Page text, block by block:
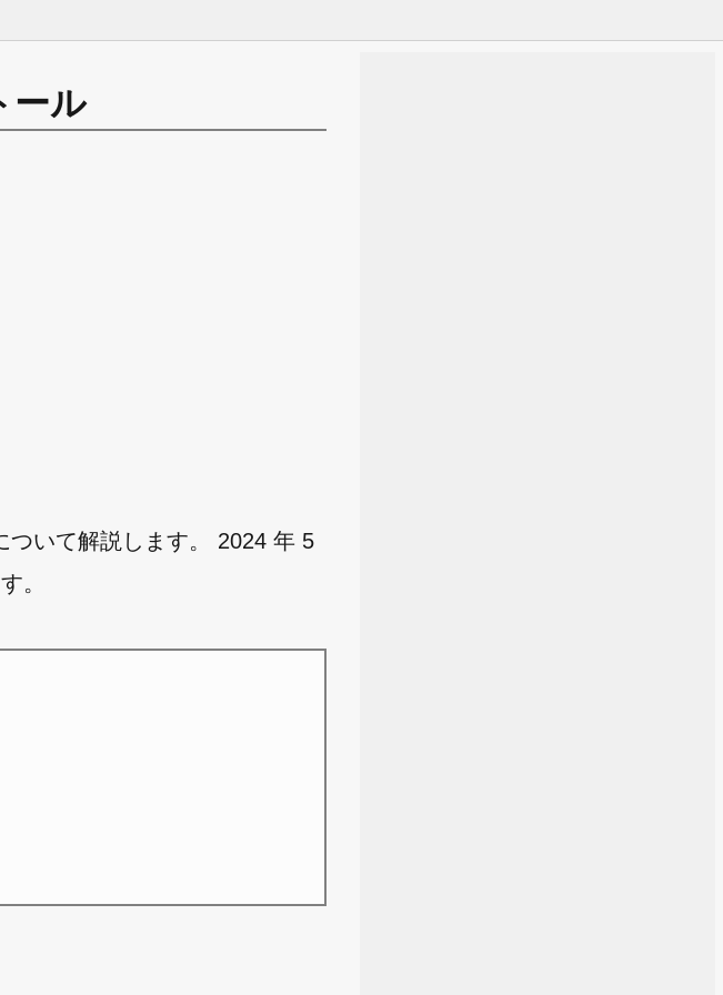
ール
ついて解説します。 2024 年 5
。